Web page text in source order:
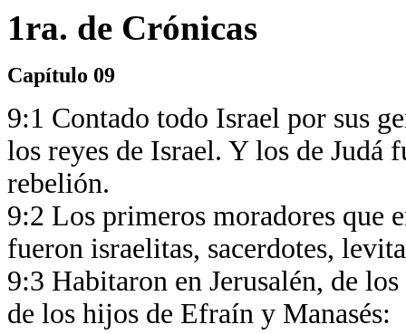
1ra. de Crónicas
Capítulo 09
9:1 Contado todo Israel por sus
los reyes de Israel. Y los de Judá
rebelión.
9:2 Los primeros moradores que
fueron israelitas, sacerdotes,
9:3 Habitaron en Jerusalén, de
de los hijos de Efraín y Manasés: